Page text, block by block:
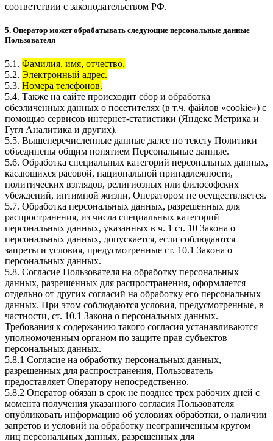
соответствии с законодательством РФ.
5. Оператор может обрабатывать следующие персональные данные
Пользователя
5.1. Фамилия, имя, отчество.
5.2. Электронный адрес.
5.3. Номера телефонов.
5.4. Также на сайте происходит сбор и обработка
обезличенных данных о посетителях (в т.ч. файлов «cookie») с
помощью сервисов интернет-статистики (Яндекс Метрика и
Гугл Аналитика и других).
5.5. Вышеперечисленные данные далее по тексту Политики
объединены общим понятием Персональные данные.
5.6. Обработка специальных категорий персональных данных,
касающихся расовой, национальной принадлежности,
политических взглядов, религиозных или философских
убеждений, интимной жизни, Оператором не осуществляется.
5.7. Обработка персональных данных, разрешенных для
распространения, из числа специальных категорий
персональных данных, указанных в ч. 1 ст. 10 Закона о
персональных данных, допускается, если соблюдаются
запреты и условия, предусмотренные ст. 10.1 Закона о
персональных данных.
5.8. Согласие Пользователя на обработку персональных
данных, разрешенных для распространения, оформляется
отдельно от других согласий на обработку его персональных
данных. При этом соблюдаются условия, предусмотренные, в
частности, ст. 10.1 Закона о персональных данных.
Требования к содержанию такого согласия устанавливаются
уполномоченным органом по защите прав субъектов
персональных данных.
5.8.1 Согласие на обработку персональных данных,
разрешенных для распространения, Пользователь
предоставляет Оператору непосредственно.
5.8.2 Оператор обязан в срок не позднее трех рабочих дней с
момента получения указанного согласия Пользователя
опубликовать информацию об условиях обработки, о наличии
запретов и условий на обработку неограниченным кругом
лиц персональных данных, разрешенных для